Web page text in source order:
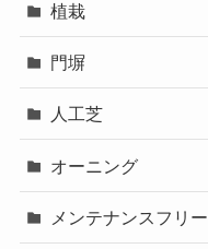
植栽
門塀
人工芝
オーニング
メンテナンスフリー